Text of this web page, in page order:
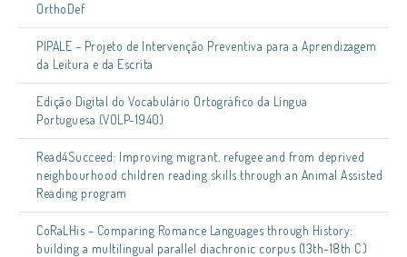
OrthoDef
PIPALE – Projeto de Intervenção Preventiva para a Aprendizagem
da Leitura e da Escrita
Edição Digital do Vocabulário Ortográfico da Língua
Portuguesa (VOLP-1940)
Read4Succeed: Improving migrant, refugee and from deprived
neighbourhood children reading skills through an Animal Assisted
Reading program
CoRaLHis – Comparing Romance Languages through History:
building a multilingual parallel diachronic corpus (13th-18th C.)